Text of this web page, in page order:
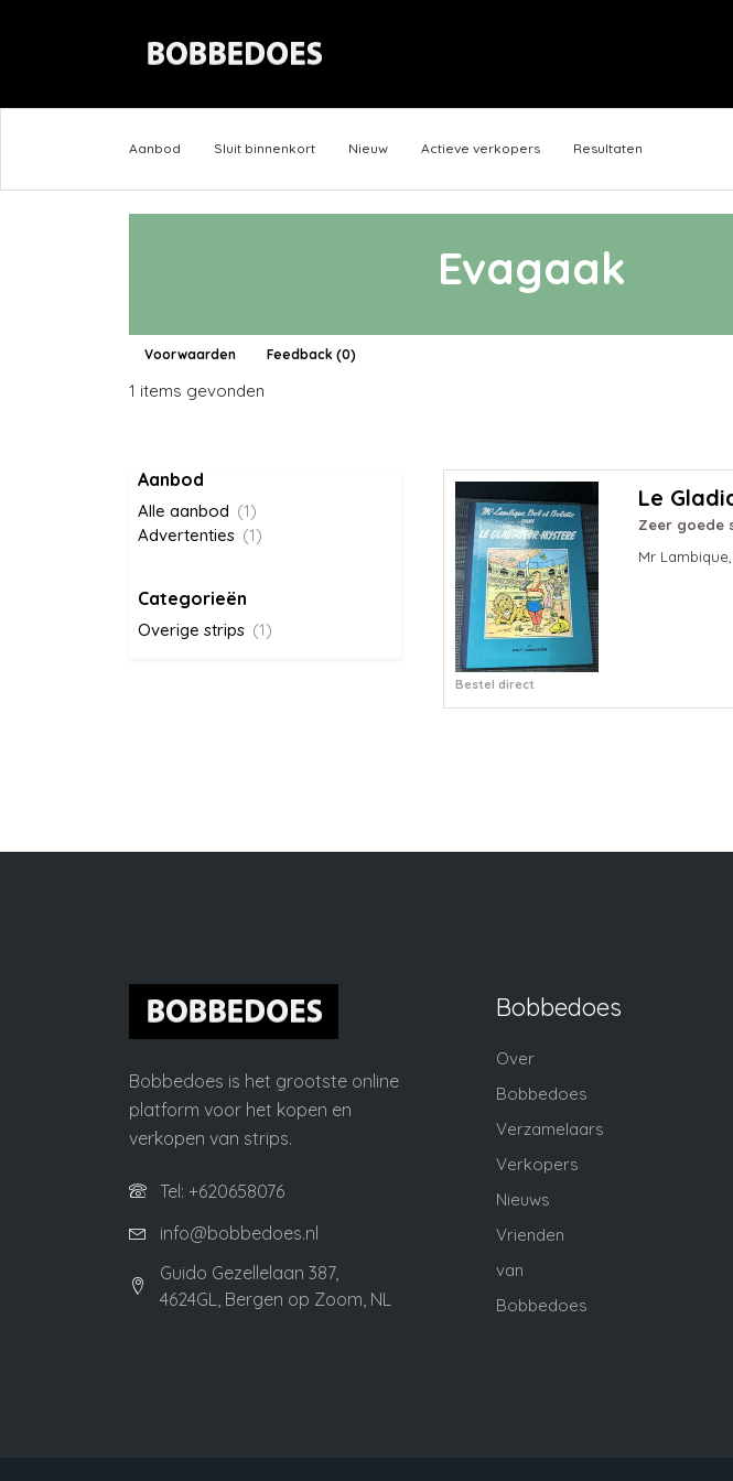
Aanbod Sluit binnenkort Nieuw Actieve verkopers Resultaten
Evagaak
Voorwaarden Feedback (0)
1 items gevonden
Aanbod
Alle aanbod (1)
Advertenties (1)
Categorieën
Overige strips (1)
Le
Zeer goede
Mr
Bestel direct
Bobbedoes is het grootste online
platform voor het kopen en
verkopen van strips.
Tel: +620658076
info@bobbedoes.nl
Guido Gezellelaan 387,
4624GL, Bergen op Zoom, NL
Bobbedoes
Over
Bobbedoes
Verzamelaars
Verkopers
Nieuws
Vrienden
van
Bobbedoes